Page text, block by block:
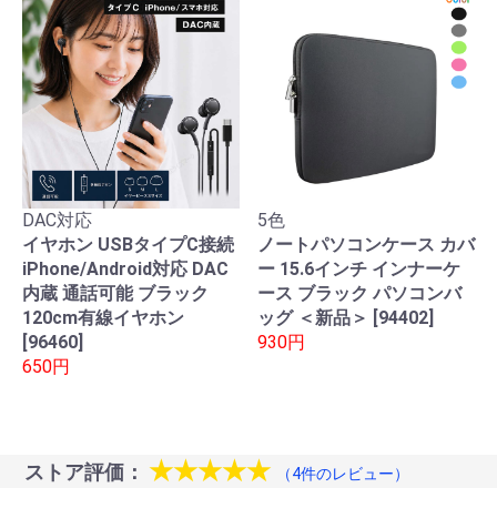
DAC対応
イヤホン USBタイプC接続
iPhone/Android対応 DAC
内蔵 通話可能 ブラック
120cm有線イヤホン
[96460]
650円
5色
ノートパソコンケース カバ
ー 15.6インチ インナーケ
ース ブラック パソコンバ
ッグ ＜新品＞ [94402]
930円
ストア評価： ★★★★★ （4件のレビュー）